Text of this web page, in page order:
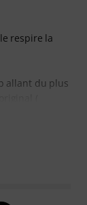
respire la
allant du plus